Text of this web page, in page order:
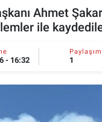
Ahmet
ile
- 16:32
Paylaşım
1